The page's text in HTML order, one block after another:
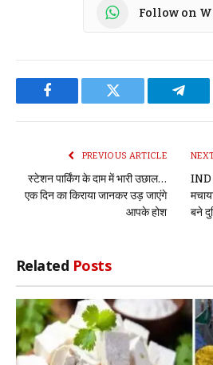
Follow on
Facebook Twitter
PREVIOUS ARTICLE
स्टेशन पार्किंग के दाम में भारी उछाल…
एक दिन का किराया जानकर उड़ जाएंगे
आपके होश
IND
बने
Related Posts